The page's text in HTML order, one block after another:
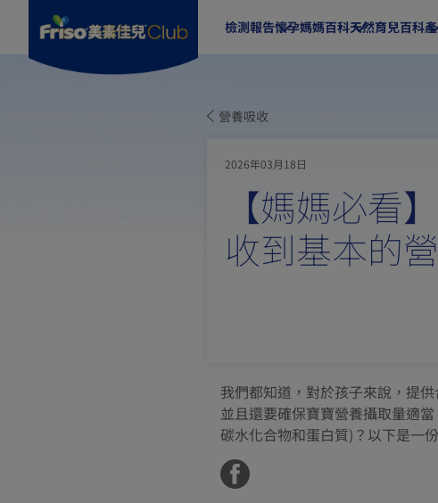
檢測報告懷孕媽媽百科天然育兒百科​
營養吸收
2026年03月18日
【媽媽必看
收到基本的
我們都知道，對於孩子來說，提
並且還要確保寶寶營養攝取量適
碳水化合物和蛋白質)？以下是一